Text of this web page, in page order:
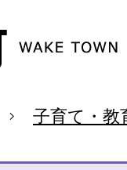
子育て・教